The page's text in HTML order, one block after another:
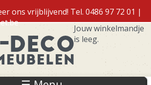
en naar
de inhoud
gaan
ons vrijblijvend! Tel. 0486 97 72 01 |
Jouw winkelmandje
is leeg.